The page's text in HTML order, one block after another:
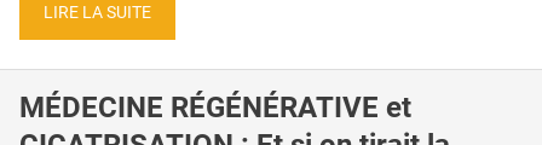
LIRE LA SUITE
MÉDECINE RÉGÉNÉRATIVE et